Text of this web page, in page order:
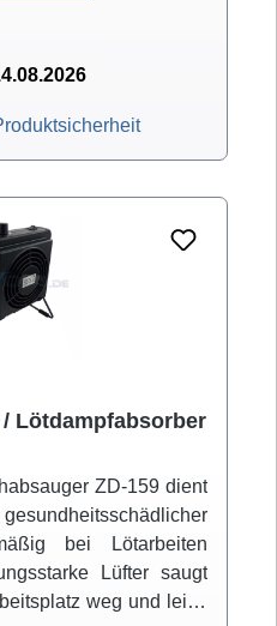
Lötdampfabsorber
ZD-159 dient
bei Lötarbeiten
Lüfter saugt
weg und leitet